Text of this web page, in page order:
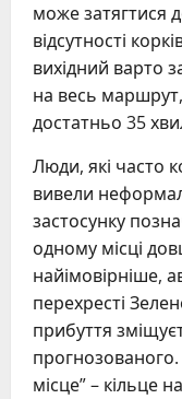
може затягтися
відсутності
вихідний варто
на весь
достатньо 35
Люди, які часто
вивели
застосунку
одному місці
найімовірніше,
перехресті
прибуття
місце” – кільце